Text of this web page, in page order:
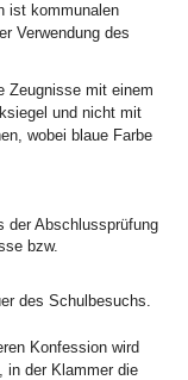
ist kommunalen
Verwendung des
Zeugnisse mit einem
und nicht mit
wobei blaue Farbe
der Abschlussprüfung
bzw.
des Schulbesuchs.
Konfession wird
in der Klammer die